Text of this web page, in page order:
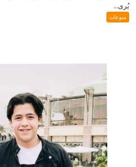
يُرى...
منوعات